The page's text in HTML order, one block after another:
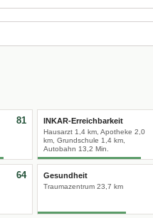
81 INKAR-Erreichbarkeit
Hausarzt 1,4 km, Apotheke 2,0
km, Grundschule 1,4 km,
Autobahn 13,2 Min.
64 Gesundheit
Traumazentrum 23,7 km